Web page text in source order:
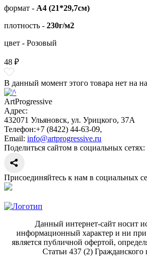
формат - А4 (21*29,7см)
плотность - 230г/м2
цвет - Розовый
48 ₽
В данный момент этого товара нет на
ArtProgressive
Адрес:
432071 Ульяновск, ул. Урицкого, 37А
Телефон:+7 (8422) 44-63-09,
Email: info@artprogressive.ru
Поделиться сайтом в социальных сетях:
Присоединяйтесь к нам в социальных
Данный интернет-сайт носит
информационный характер и ни при
является публичной офертой,
Статьи 437 (2) Гражданского